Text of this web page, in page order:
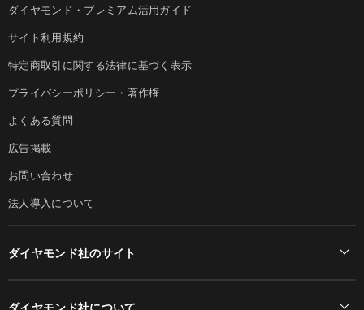
ダイヤモンド・プレミアム活用ガイド
サイト利用規約
特定商取引に関する法律に基づく表示
プライバシーポリシー・著作権
よくある質問
広告掲載
お問い合わせ
法人導入について
ダイヤモンド社のサイト
ダイヤモンド社について